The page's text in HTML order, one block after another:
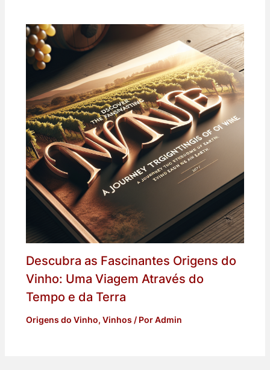
Descubra as Fascinantes Origens do
Vinho: Uma Viagem Através do
Tempo e da Terra
Origens do Vinho, Vinhos / PorAdmin